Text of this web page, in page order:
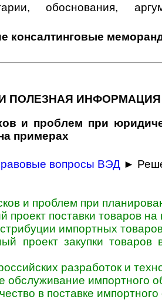
обоснования,
консалтинговые
ПОЛЕЗНАЯ ИНФОРМАЦИЯ
и про­блем при
примерах
вопросы ВЭД ►
и проблем при
проект поставки товаров
импортных
проект закупки
разработок и
обслуживание импортного
в поставке